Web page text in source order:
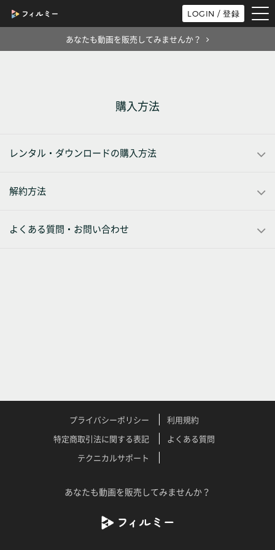
LOGIN / 登録
あなたも動画を販売してみませんか？
購入方法
レンタル・ダウンロードの購入方法
解約方法
よくある質問・お問い合わせ
プライバシーポリシー
利用規約
特定商取引法に関する表記
よくある質問
テクニカルサポート
あなたも動画を販売してみませんか？